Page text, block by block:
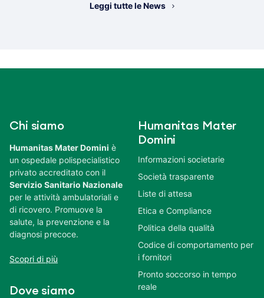
Leggi tutte le News
Chi siamo
Humanitas Mater Domini è
un ospedale polispecialistico
privato accreditato con il
Servizio Sanitario Nazionale
per le attività ambulatoriali e
di ricovero. Promuove la
salute, la prevenzione e la
diagnosi precoce.
Scopri di più
Dove siamo
Humanitas Mater
Domini
Informazioni societarie
Società trasparente
Liste di attesa
Etica e Compliance
Politica della qualità
Codice di comportamento per
i fornitori
Pronto soccorso in tempo
reale